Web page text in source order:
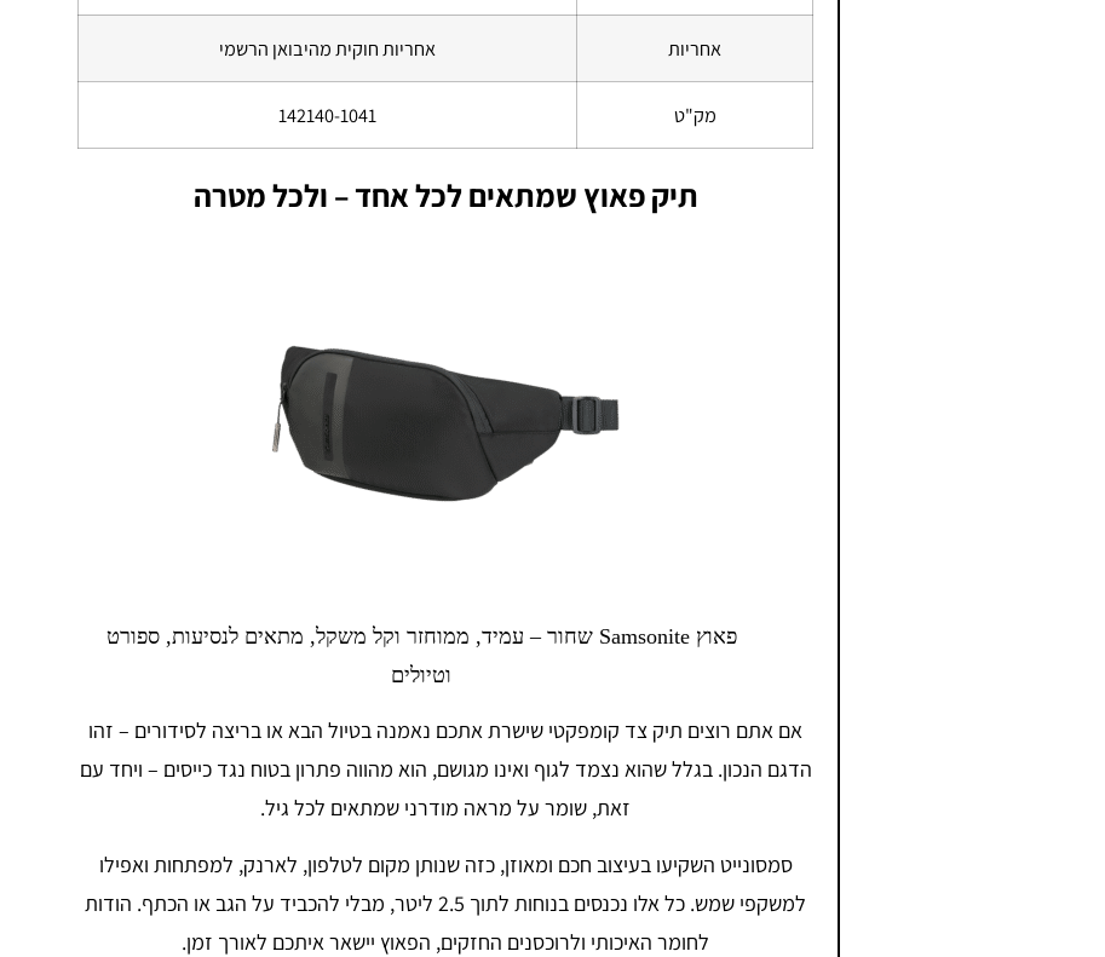
אחריות אחריות חוקית מהיבואן הרשמי
מק"ט 142140-1041
תיק פאוץ שמתאים לכל אחד – ולכל מטרה
פאוץ Samsonite שחור – עמיד, ממוחזר וקל משקל, מתאים לנסיעות, ספורט
וטיולים
אם אתם רוצים תיק צד קומפקטי שישרת אתכם נאמנה בטיול הבא או בריצה לסידורים – זהו
הדגם הנכון. בגלל שהוא נצמד לגוף ואינו מגושם, הוא מהווה פתרון בטוח נגד כייסים – ויחד עם
זאת, שומר על מראה מודרני שמתאים לכל גיל.
סמסונייט השקיעו בעיצוב חכם ומאוזן, כזה שנותן מקום לטלפון, לארנק, למפתחות ואפילו
למשקפי שמש. כל אלו נכנסים בנוחות לתוך 2.5 ליטר, מבלי להכביד על הגב או הכתף. הודות
לחומר האיכותי ולרוכסנים החזקים, הפאוץ יישאר איתכם לאורך זמן.